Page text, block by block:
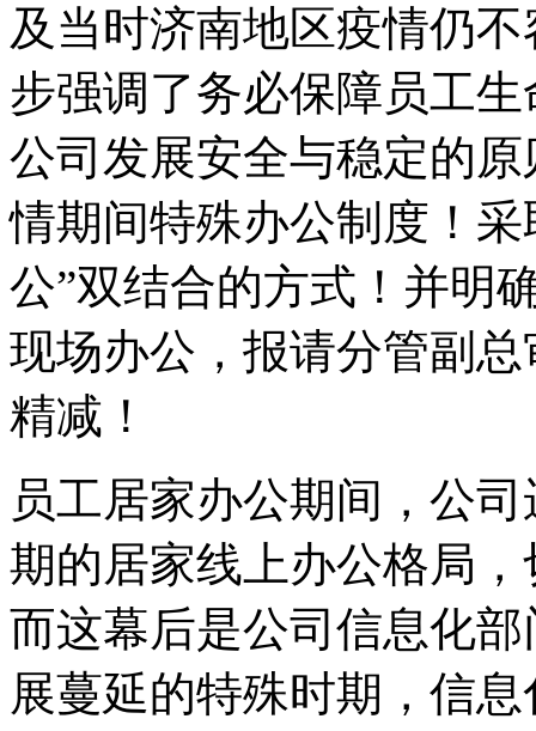
及当时济南地区疫情仍
步强调了务必保障员工
公司发展安全与稳定的
情期间特殊办公制度！
公”双结合的方式！并明
现场办公，报请分管副
精减！
员工居家办公期间，公
期的居家线上办公格局
而这幕后是公司信息化
展蔓延的特殊时期，信